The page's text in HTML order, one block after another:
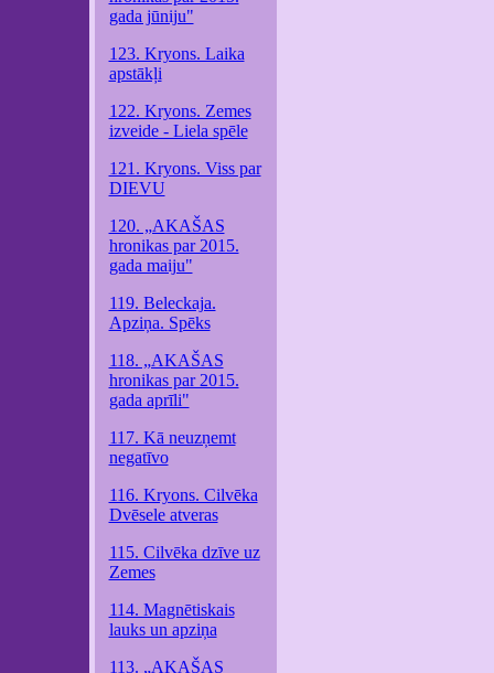
gada jūniju"
123. Kryons. Laika
apstākļi
122. Kryons. Zemes
izveide - Liela spēle
121. Kryons. Viss par
DIEVU
120. „AKAŠAS
hronikas par 2015.
gada maiju"
119. Beleckaja.
Apziņa. Spēks
118. „AKAŠAS
hronikas par 2015.
gada aprīli"
117. Kā neuzņemt
negatīvo
116. Kryons. Cilvēka
Dvēsele atveras
115. Cilvēka dzīve uz
Zemes
114. Magnētiskais
lauks un apziņa
113. „AKAŠAS